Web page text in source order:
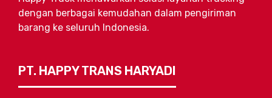
dengan berbagai kemudahan dalam pengiriman
barang ke seluruh Indonesia.
PT. HAPPY TRANS HARYADI